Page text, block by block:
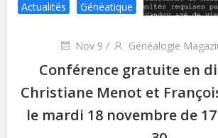
Actualités Généatique
Nov 9 / Généalogie
Conférence gratuite en
Christiane Menot et
le mardi 18 novembre de